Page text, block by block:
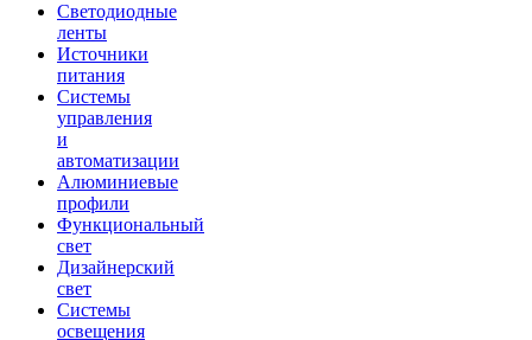
Светодиодные
ленты
Источники
питания
Системы
управления
и
автоматизации
Алюминиевые
профили
Функциональный
свет
Дизайнерский
свет
Системы
освещения